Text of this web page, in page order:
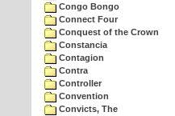
Congo Bongo
Connect Four
Conquest of the Crown
Constancia
Contagion
Contra
Controller
Convention
Convicts, The